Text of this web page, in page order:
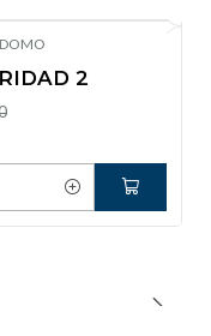
2